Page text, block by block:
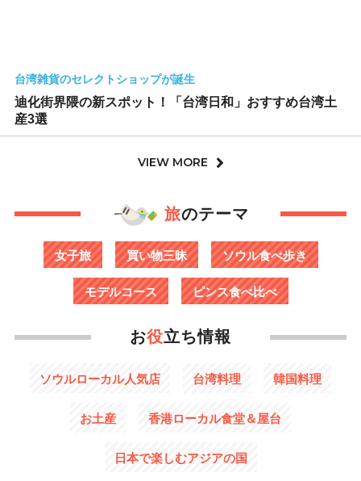
台湾雑貨のセレクトショップが誕生
迪化街界隈の新スポット！「台湾日和」おすすめ台湾土
産3選
VIEW MORE
旅のテーマ
女子旅 買い物三昧 ソウル食べ歩き
モデルコース ピンス食べ比べ
お役立ち情報
ソウルローカル人気店 台湾料理 韓国料理
お土産 香港ローカル食堂＆屋台
日本で楽しむアジアの国